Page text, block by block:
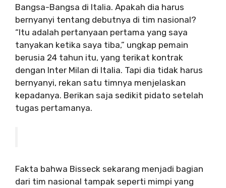
Bangsa-Bangsa di Italia. Apakah dia harus
bernyanyi tentang debutnya di tim nasional?
“Itu adalah pertanyaan pertama yang saya
tanyakan ketika saya tiba,” ungkap pemain
berusia 24 tahun itu, yang terikat kontrak
dengan Inter Milan di Italia. Tapi dia tidak harus
bernyanyi, rekan satu timnya menjelaskan
kepadanya. Berikan saja sedikit pidato setelah
tugas pertamanya.
Fakta bahwa Bisseck sekarang menjadi bagian
dari tim nasional tampak seperti mimpi yang